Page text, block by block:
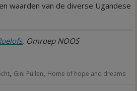
waarden van de diverse Ugandese
, Omroep NOOS
, Gini Pullen, Home of hope and dreams